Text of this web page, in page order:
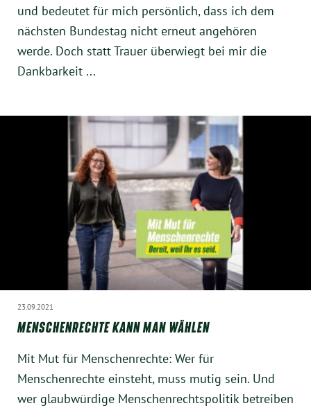
YouTube
Facebook
und bedeutet für mich persönlich, dass ich dem
nächsten Bundestag nicht erneut angehören
werde. Doch statt Trauer überwiegt bei mir die
Dankbarkeit ...
23.09.2021
MENSCHENRECHTE KANN MAN WÄHLEN
Mit Mut für Menschenrechte: Wer für
Menschenrechte einsteht, muss mutig sein. Und
wer glaubwürdige Menschenrechtspolitik betreiben